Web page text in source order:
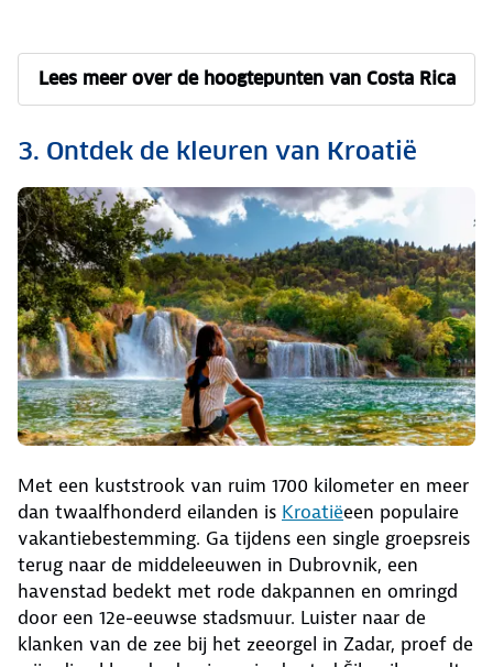
Lees meer over de hoogtepunten van Costa Rica
3. Ontdek de kleuren van Kroatië
Met een kuststrook van ruim 1700 kilometer en meer
dan twaalfhonderd eilanden is Kroatiëeen populaire
vakantiebestemming. Ga tijdens een single groepsreis
terug naar de middeleeuwen in Dubrovnik, een
havenstad bedekt met rode dakpannen en omringd
door een 12e-eeuwse stadsmuur. Luister naar de
klanken van de zee bij het zeeorgel in Zadar, proef de